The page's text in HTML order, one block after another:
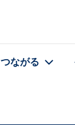
つながる